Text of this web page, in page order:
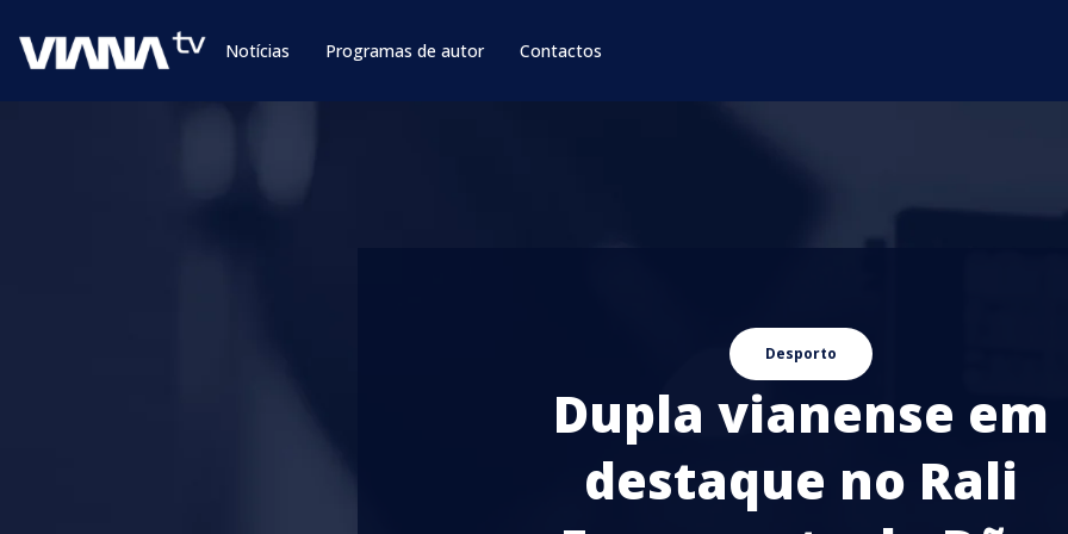
Notícias Programas de autor Contactos
Desporto
Dupla vianense em
destaque no Rali